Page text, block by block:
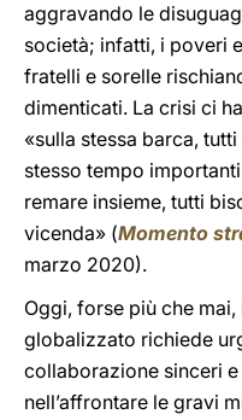
aggravando le
società; infatti, i poveri
fratelli e sorelle
dimenticati. La crisi ci
«sulla stessa barca,
stesso tempo
remare insieme, tutti
vicenda» (Momento
marzo 2020).
Oggi, forse più che
globalizzato richiede
collaborazione sinceri
nell’affrontare le gravi